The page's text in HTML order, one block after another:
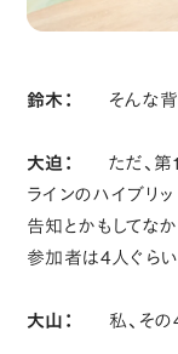
鈴木： そんな
大迫：
ただ、
ラインのハイブリ
告知とかもしてな
参加者は4人ぐらい
大山： 私、その